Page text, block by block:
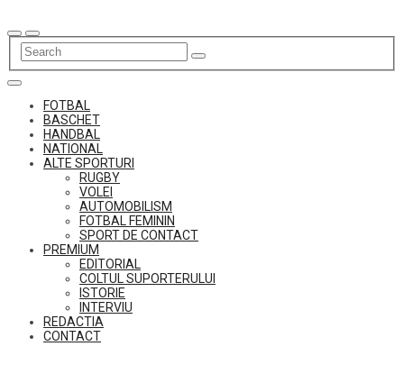
to
content
FOTBAL
BASCHET
HANDBAL
NATIONAL
ALTE SPORTURI
RUGBY
VOLEI
AUTOMOBILISM
FOTBAL FEMININ
SPORT DE CONTACT
PREMIUM
EDITORIAL
COLTUL SUPORTERULUI
ISTORIE
INTERVIU
REDACTIA
CONTACT